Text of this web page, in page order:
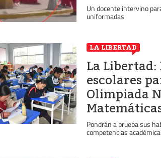
Un docente intervino
uniformadas
LA LIBERTAD
La Libertad:
escolares
Olimpiada
Pondrán a prueba sus
competencias